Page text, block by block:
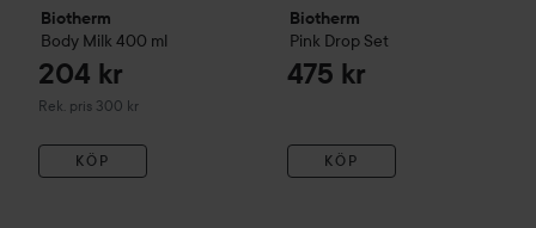
Biotherm
Body Milk 400 ml
204 kr
Rek. pris 300 kr
Rekommenderat pris 300 kr
KÖP
Biotherm
Pink Drop Set
475 kr
KÖP